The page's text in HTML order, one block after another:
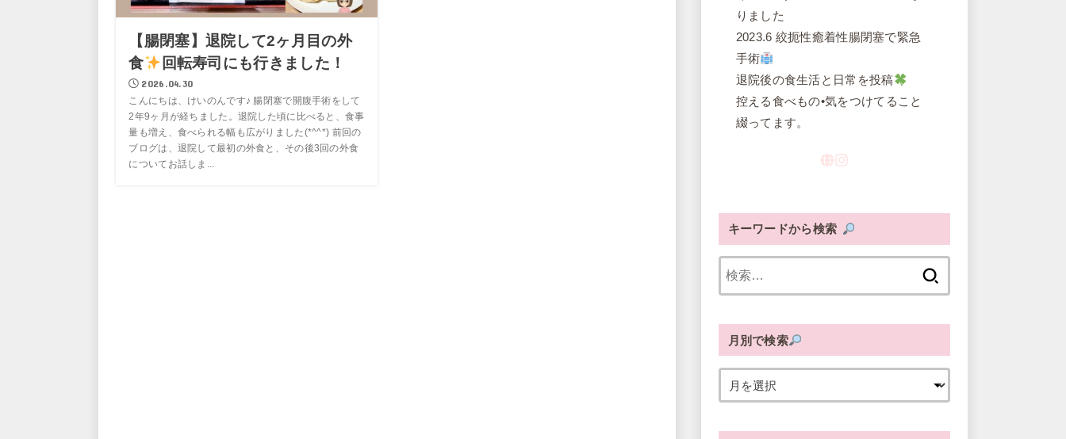
【腸閉塞】退院して2ヶ月目の外
食
回転寿司にも行きました！
2026.04.30
こんにちは、けいのんです♪ 腸閉塞で開腹手術をして
2年9ヶ月が経ちました。退院した頃に比べると、食事
量も増え、食べられる幅も広がりました(*^^*) 前回の
ブログは、退院して最初の外食と、その後3回の外食
についてお話しま...
りました
2023.6 絞扼性癒着性腸閉塞で緊急
手術
退院後の食生活と日常を投稿
控える食べもの•気をつけてること
綴ってます。
キーワードから検索
月別で検索